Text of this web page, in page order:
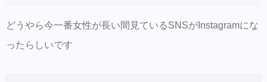
はミュートして快適なInstagramライフをして
みてください。
どうやら今一番女性が長い間見ているSNSがInstagramにな
ったらしいです